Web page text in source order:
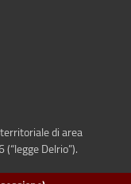
di area
Delrio”).